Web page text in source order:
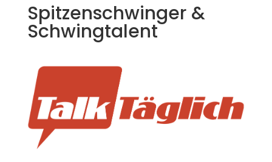
Spitzenschwinger &
Schwingtalent